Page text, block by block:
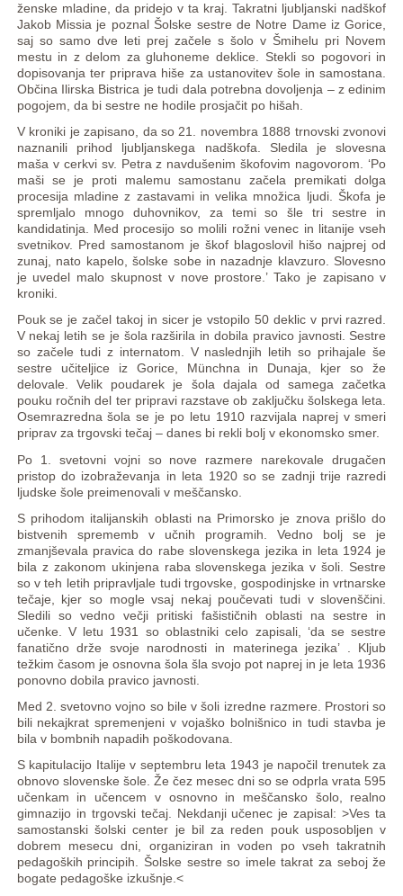
ženske mladine, da pridejo v ta kraj. Takratni ljubljanski nadškof
Jakob Missia je poznal Šolske sestre de Notre Dame iz Gorice,
saj so samo dve leti prej začele s šolo v Šmihelu pri Novem
mestu in z delom za gluhoneme deklice. Stekli so pogovori in
dopisovanja ter priprava hiše za ustanovitev šole in samostana.
Občina Ilirska Bistrica je tudi dala potrebna dovoljenja – z edinim
pogojem, da bi sestre ne hodile prosjačit po hišah.
V kroniki je zapisano, da so 21. novembra 1888 trnovski zvonovi
naznanili prihod ljubljanskega nadškofa. Sledila je slovesna
maša v cerkvi sv. Petra z navdušenim škofovim nagovorom. ‘Po
maši se je proti malemu samostanu začela premikati dolga
procesija mladine z zastavami in velika množica ljudi. Škofa je
spremljalo mnogo duhovnikov, za temi so šle tri sestre in
kandidatinja. Med procesijo so molili rožni venec in litanije vseh
svetnikov. Pred samostanom je škof blagoslovil hišo najprej od
zunaj, nato kapelo, šolske sobe in nazadnje klavzuro. Slovesno
je uvedel malo skupnost v nove prostore.’ Tako je zapisano v
kroniki.
Pouk se je začel takoj in sicer je vstopilo 50 deklic v prvi razred.
V nekaj letih se je šola razširila in dobila pravico javnosti. Sestre
so začele tudi z internatom. V naslednjih letih so prihajale še
sestre učiteljice iz Gorice, Münchna in Dunaja, kjer so že
delovale. Velik poudarek je šola dajala od samega začetka
pouku ročnih del ter pripravi razstave ob zaključku šolskega leta.
Osemrazredna šola se je po letu 1910 razvijala naprej v smeri
priprav za trgovski tečaj – danes bi rekli bolj v ekonomsko smer.
Po 1. svetovni vojni so nove razmere narekovale drugačen
pristop do izobraževanja in leta 1920 so se zadnji trije razredi
ljudske šole preimenovali v meščansko.
S prihodom italijanskih oblasti na Primorsko je znova prišlo do
bistvenih sprememb v učnih programih. Vedno bolj se je
zmanjševala pravica do rabe slovenskega jezika in leta 1924 je
bila z zakonom ukinjena raba slovenskega jezika v šoli. Sestre
so v teh letih pripravljale tudi trgovske, gospodinjske in vrtnarske
tečaje, kjer so mogle vsaj nekaj poučevati tudi v slovenščini.
Sledili so vedno večji pritiski fašističnih oblasti na sestre in
učenke. V letu 1931 so oblastniki celo zapisali, ‘da se sestre
fanatično drže svoje narodnosti in materinega jezika’ . Kljub
težkim časom je osnovna šola šla svojo pot naprej in je leta 1936
ponovno dobila pravico javnosti.
Med 2. svetovno vojno so bile v šoli izredne razmere. Prostori so
bili nekajkrat spremenjeni v vojaško bolnišnico in tudi stavba je
bila v bombnih napadih poškodovana.
S kapitulacijo Italije v septembru leta 1943 je napočil trenutek za
obnovo slovenske šole. Že čez mesec dni so se odprla vrata 595
učenkam in učencem v osnovno in meščansko šolo, realno
gimnazijo in trgovski tečaj. Nekdanji učenec je zapisal: >Ves ta
samostanski šolski center je bil za reden pouk usposobljen v
dobrem mesecu dni, organiziran in voden po vseh takratnih
pedagoških principih. Šolske sestre so imele takrat za seboj že
bogate pedagoške izkušnje.<